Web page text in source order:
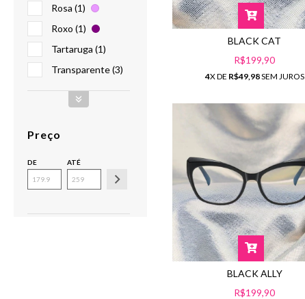
Rosa (1)
Roxo (1)
Tartaruga (1)
Transparente (3)
Preço
DE ATÉ
BLACK CAT
R$199,90
4X DE R$49,98SEM JUROS
BLACK ALLY
R$199,90